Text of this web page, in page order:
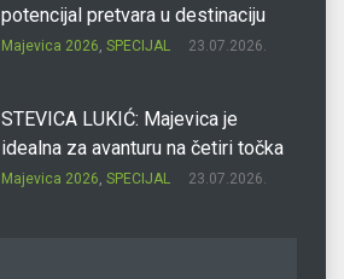
potencijal pretvara u destinaciju
Majevica 2026, SPECIJAL 23.07.2026.
STEVICA LUKIĆ: Majevica je
idealna za avanturu na četiri točka
Majevica 2026, SPECIJAL 23.07.2026.